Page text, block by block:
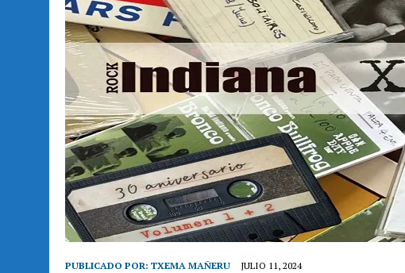
PUBLICADO POR: TXEMA MAÑERU JULIO 11, 2024